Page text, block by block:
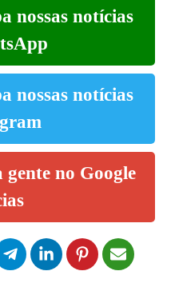
nossas notícias
nossas notícias
gente no Google